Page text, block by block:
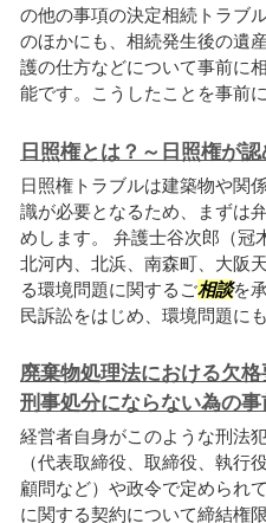
の他の事項の決定相続トラブ
のほかにも、相続発生後の遺
護の仕方などについて事前に
能です。こうしたことを事前
日照権とは？～日照権が
日照権トラブルは建築物や関
識が必要となるため、まずは
めします。 弁護士谷次郎（冠
北河内、北浜、南森町、大阪
る環境問題に関するご相談を
民訴訟をはじめ、環境問題に
廃棄物処理法における欠
刑事処分にならない為の
経営者自身がこのような刑法
（代表取締役、取締役、執行
顧問など）や政令で定められ
に関する契約について締結権